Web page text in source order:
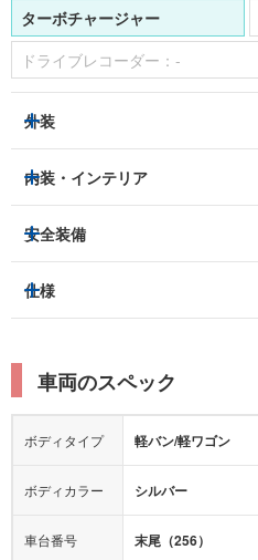
ターボチャージャー
ドライブレコーダー： -
外装
HIDヘッドライト
アルミホイール：あり
サンルーフ/ガラスルーフ
ルーフレール
エアロパーツ
内装・インテリア
3列シート
ベンチシート
シートヒーター
カーナビ：メモリーナビ他
安全装備
トラクションコントロール
レーンキープアシスト
衝突被害軽減プレーキ
カメラ：バック
エアバッグ：
ダブルエアバッグ
衝撃緩和ヘッドレスト
仕様
車両のスペック
ボディタイプ 軽バン/軽ワゴン
ボディカラー シルバー
車台番号 末尾（256）